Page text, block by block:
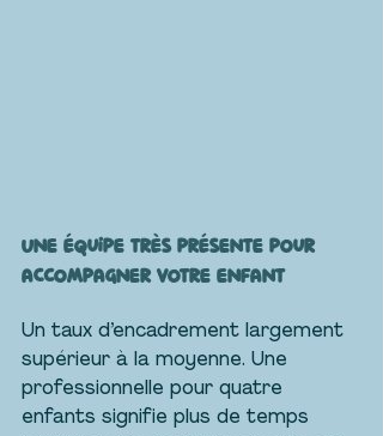
Une équipe très présente pour
accompagner votre enfant
Un taux d’encadrement largement
supérieur à la moyenne. Une
professionnelle pour quatre
enfants signifie plus de temps